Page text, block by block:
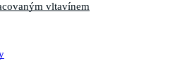
vltavínem